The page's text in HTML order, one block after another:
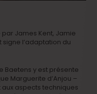
James Kent, Jamie
signe l’adaptation du
Baetens y est présente
Marguerite d’Anjou –
aspects techniques